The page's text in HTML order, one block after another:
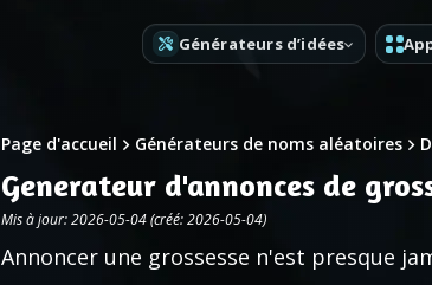
Générateurs d’idées
Page d'accueil Générateurs de noms aléatoires
Generateur d'annonces de
Mis à jour: 2026-05-04 (créé: 2026-05-04)
Annoncer une grossesse n'est presque